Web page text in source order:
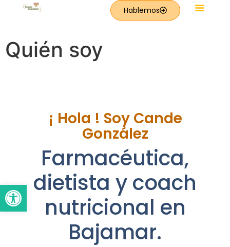
Abrir barra de herramientas
Hablemos
Quién soy
¡ Hola ! Soy Cande
González
Farmacéutica,
dietista y coach
nutricional en
Bajamar.